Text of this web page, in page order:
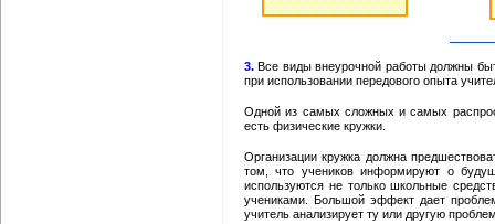
3. Все виды внеурочной работы должны
при использовании передового опыта
Одной из самых сложных и самых
есть физические кружки.
Организации кружка должна
том, что учеников информируют о
используются не только школьные
учениками. Большой эффект дает
учитель анализирует ту или другую